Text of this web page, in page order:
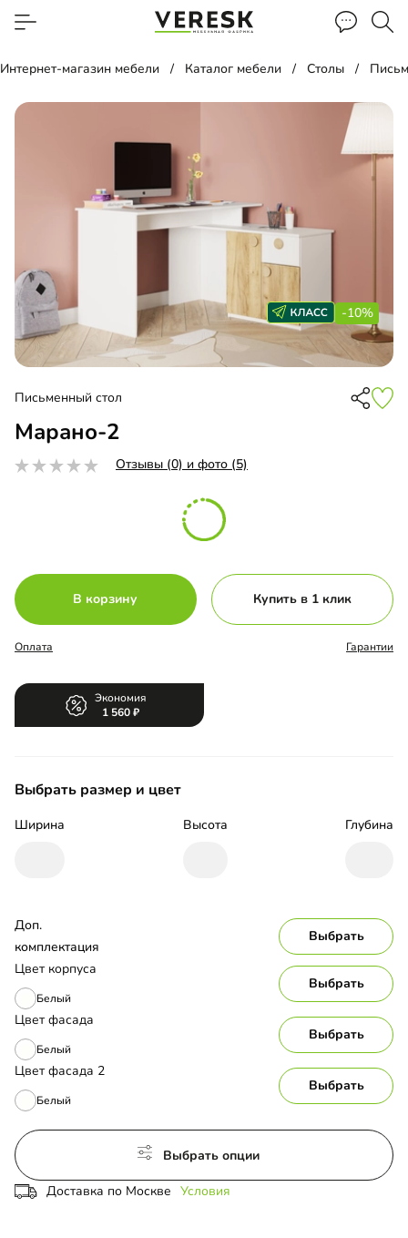
Интернет-магазин мебели Каталог мебели Столы
-10%
Письменный стол
Марано-2
Отзывы (0) и фото (5)
В корзину Купить в 1 клик
Оплата Гарантии
Экономия
1 560
Выбрать размер и цвет
Ширина Высота Глубина
Цвет корпуса
Белый
Выбрать
Цвет фасада
Белый
Выбрать
Цвет фасада 2
Белый
Выбрать
Доп.
комплектация
Выбрать
Выбрать опции
Доставка по Москве Условия